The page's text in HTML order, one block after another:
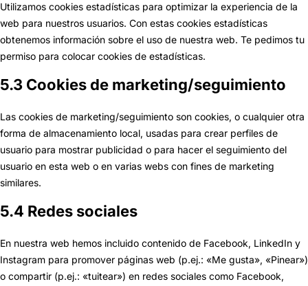
Utilizamos cookies estadísticas para optimizar la experiencia de la
web para nuestros usuarios. Con estas cookies estadísticas
obtenemos información sobre el uso de nuestra web. Te pedimos tu
permiso para colocar cookies de estadísticas.
5.3 Cookies de marketing/seguimiento
Las cookies de marketing/seguimiento son cookies, o cualquier otra
forma de almacenamiento local, usadas para crear perfiles de
usuario para mostrar publicidad o para hacer el seguimiento del
usuario en esta web o en varias webs con fines de marketing
similares.
5.4 Redes sociales
En nuestra web hemos incluido contenido de Facebook, LinkedIn y
Instagram para promover páginas web (p.ej.: «Me gusta», «Pinear»)
o compartir (p.ej.: «tuitear») en redes sociales como Facebook,